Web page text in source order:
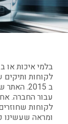
לקוחות ותיקים
ב 2015.
עבור החברה.
לקוחות
ומראה שעשינו